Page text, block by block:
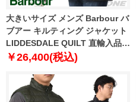
大きいサイズ メンズ Barbour バ
ブアー キルティング ジャケット
LIDDESDALE QUILT 直輸入品
mqu0001
￥26,400(税込)